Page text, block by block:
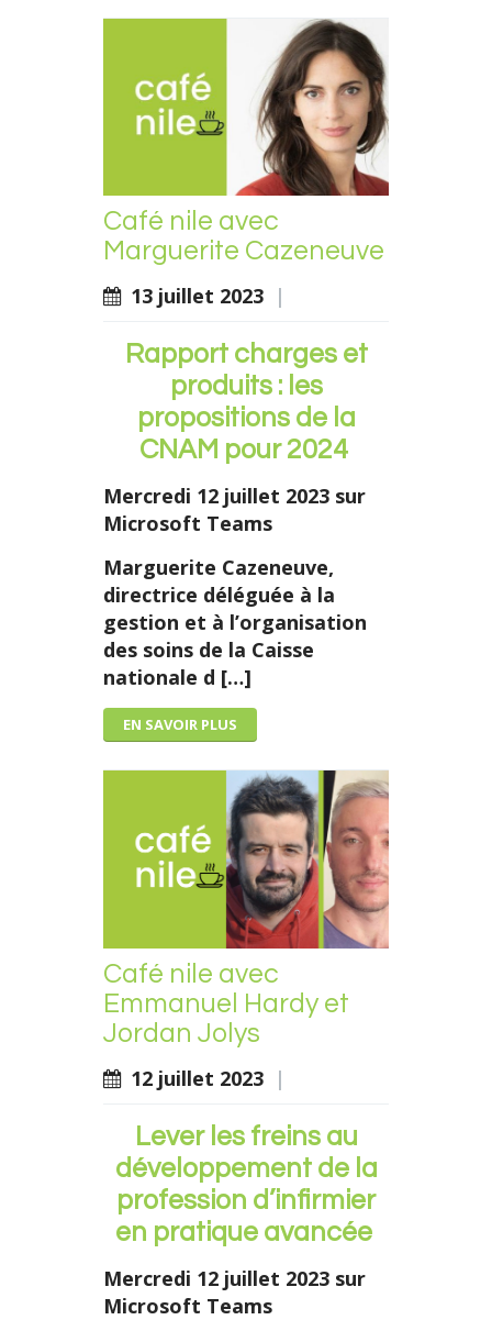
Café nile avec
Marguerite Cazeneuve
13 juillet 2023 |
Rapport charges et
produits : les
propositions de la
CNAM pour 2024
Mercredi 12 juillet 2023 sur
Microsoft Teams
Marguerite Cazeneuve,
directrice déléguée à la
gestion et à l’organisation
des soins de la Caisse
nationale d […]
EN SAVOIR PLUS
Café nile avec
Emmanuel Hardy et
Jordan Jolys
12 juillet 2023 |
Lever les freins au
développement de la
profession d’infirmier
en pratique avancée
Mercredi 12 juillet 2023 sur
Microsoft Teams